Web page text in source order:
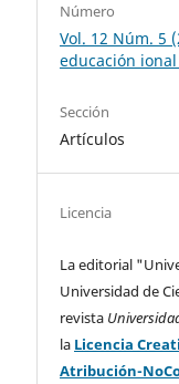
Número
Vol. 12 Núm. 5
educación
Sección
Artículos
Licencia
La editorial
Universidad de
revista
la Licencia
Atribución-